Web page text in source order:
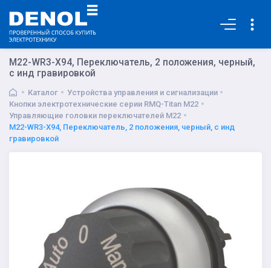
M22-WR3-X94, Переключатель, 2 положения, черный,
с инд гравировкой
Каталог
Устройства управления и сигнализации
Кнопки электротехнические серии RMQ-Titan M22
Управляющие головки переключателей M22
M22-WR3-X94, Переключатель, 2 положения, черный, с инд
гравировкой